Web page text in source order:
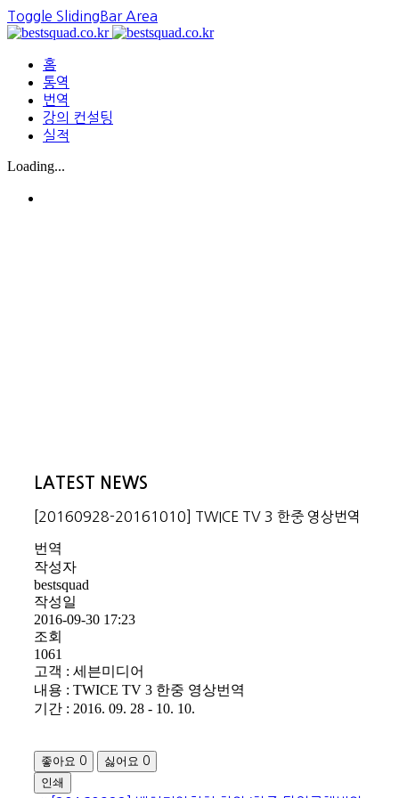
Toggle SlidingBar Area
홈
통역
번역
강의 컨설팅
실적
Loading...
LATEST NEWS
[20160928-20161010] TWICE TV 3 한중 영상번역
번역
작성자
bestsquad
작성일
2016-09-30 17:23
조회
1061
고객 : 세븐미디어
내용 : TWICE TV 3 한중 영상번역
기간 : 2016. 09. 28 - 10. 10.
좋아요 0 싫어요 0
인쇄